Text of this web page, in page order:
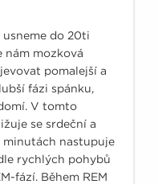
usneme do 20ti
nám mozková
pomalejší a
fázi spánku,
V tomto
se srdeční a
minutách nastupuje
rychlých pohybů
fází. Během REM